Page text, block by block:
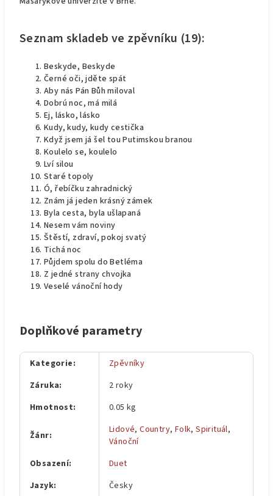
Seznam skladeb ve zpěvníku (19):
Beskyde, Beskyde
Černé oči, jděte spát
Aby nás Pán Bůh miloval
Dobrú noc, má milá
Ej, lásko, lásko
Kudy, kudy, kudy cestička
Když jsem já šel tou Putimskou branou
Koulelo se, koulelo
Lví silou
Staré topoly
Ó, řebíčku zahradnický
Znám já jeden krásný zámek
Byla cesta, byla ušlapaná
Nesem vám noviny
Štěstí, zdraví, pokoj svatý
Tichá noc
Půjdem spolu do Betléma
Z jedné strany chvojka
Veselé vánoční hody
Doplňkové parametry
Kategorie:
Zpěvníky
Záruka:
2 roky
Hmotnost: 0.05 kg
Žánr: Lidové,Country, Folk,Spirituál,
Vánoční
Obsazení:
Duet
Jazyk:
Česky